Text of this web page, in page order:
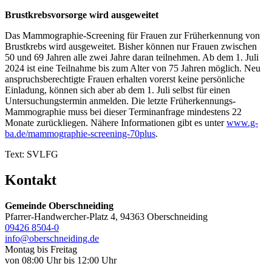
Brustkrebsvorsorge wird ausgeweitet
Das Mammographie-Screening für Frauen zur Früherkennung von
Brustkrebs wird ausgeweitet. Bisher können nur Frauen zwischen
50 und 69 Jahren alle zwei Jahre daran teilnehmen. Ab dem 1. Juli
2024 ist eine Teilnahme bis zum Alter von 75 Jahren möglich. Neu
anspruchsberechtigte Frauen erhalten vorerst keine persönliche
Einladung, können sich aber ab dem 1. Juli selbst für einen
Untersuchungstermin anmelden. Die letzte Früherkennungs-
Mammographie muss bei dieser Terminanfrage mindestens 22
Monate zurückliegen. Nähere Informationen gibt es unterwww.g-
ba.de/mammographie-screening-70plus.
Text: SVLFG
Kontakt
Gemeinde Oberschneiding
Pfarrer-Handwercher-Platz 4, 94363 Oberschneiding
09426 8504-0
info@oberschneiding.de
Montag bis Freitag
von 08:00 Uhr bis 12:00 Uhr